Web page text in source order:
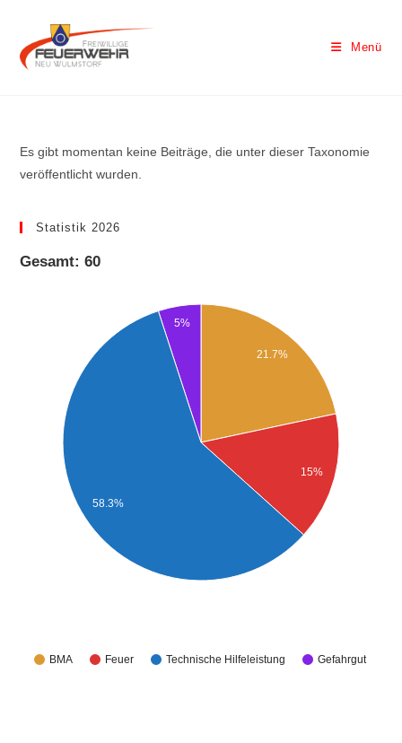
Menü
Es gibt momentan keine Beiträge, die unter dieser Taxonomie
veröffentlicht wurden.
Statistik 2026
Gesamt: 60
BMA Feuer Technische Hilfeleistung Gefahrgut
21.7%
15%
5%
58.3%